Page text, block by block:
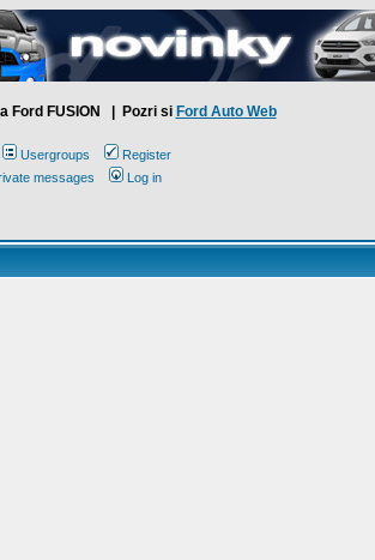
Ford FUSION | Pozri si Ford Auto Web
Usergroups
Register
messages Log in